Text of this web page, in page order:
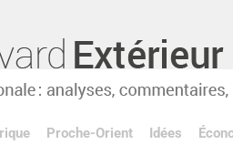
Proche-Orient Idées